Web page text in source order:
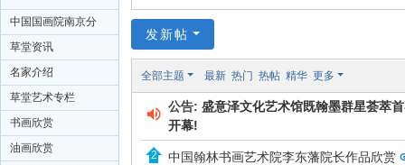
水
草
堂
书
画
网
中国国画院南京分
院
草堂资讯
名家介绍
草堂艺术专栏
书画欣赏
油画欣赏
发新帖
全部主题 最新 热门 热帖 精华 更多
公告: 盛意泽文化艺术馆既翰墨群星荟萃
开幕!
中国翰林书画艺术院李东藩院长作品欣赏